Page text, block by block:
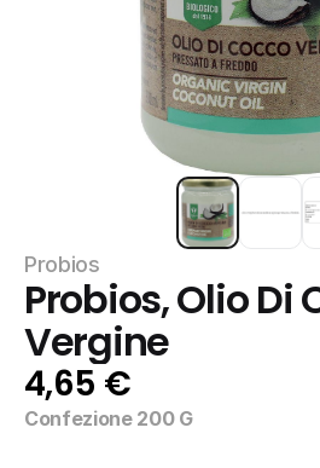
Probios
Probios, Olio Di
Vergine
4,65 €
Confezione 200 G